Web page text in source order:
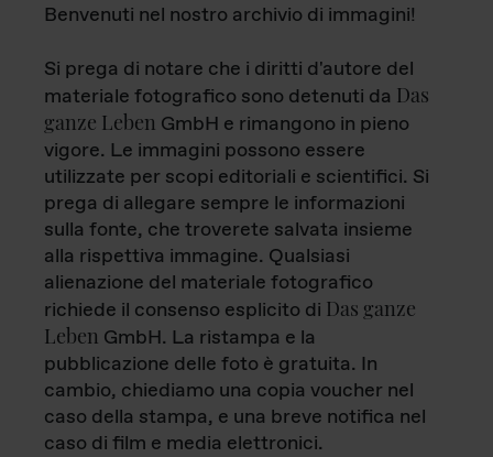
Benvenuti nel nostro archivio di immagini!
Si prega di notare che i diritti d'autore del
materiale fotografico sono detenuti da Das
ganze Leben GmbH e rimangono in pieno
vigore. Le immagini possono essere
utilizzate per scopi editoriali e scientifici. Si
prega di allegare sempre le informazioni
sulla fonte, che troverete salvata insieme
alla rispettiva immagine. Qualsiasi
alienazione del materiale fotografico
richiede il consenso esplicito di Das ganze
Leben GmbH. La ristampa e la
pubblicazione delle foto è gratuita. In
cambio, chiediamo una copia voucher nel
caso della stampa, e una breve notifica nel
caso di film e media elettronici.